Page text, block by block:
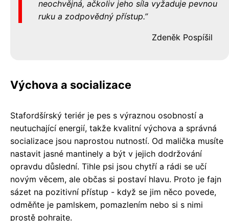
neochvějná, ačkoliv jeho síla vyžaduje pevnou
ruku a zodpovědný přístup.
Zdeněk Pospíšil
Výchova a socializace
Stafordšírský teriér je pes s výraznou osobností a
neutuchající energií, takže kvalitní výchova a správná
socializace jsou naprostou nutností. Od malička musíte
nastavit jasné mantinely a být v jejich dodržování
opravdu důslední. Tihle psi jsou chytří a rádi se učí
novým věcem, ale občas si postaví hlavu. Proto je fajn
sázet na pozitivní přístup - když se jim něco povede,
odměňte je pamlskem, pomazlením nebo si s nimi
prostě pohrajte.